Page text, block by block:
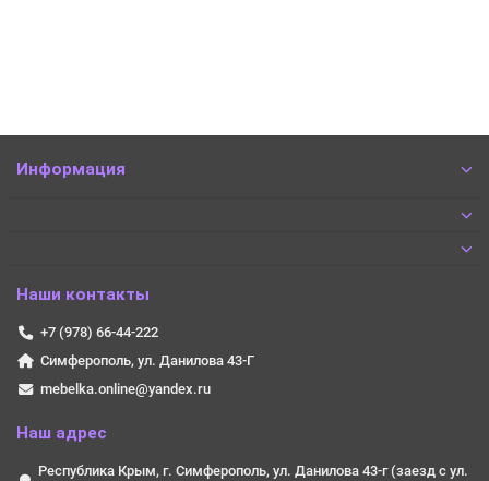
Информация
Наши контакты
+7 (978) 66-44-222
Симферополь, ул. Данилова 43-Г
mebelka.online@yandex.ru
Наш адрес
Республика Крым, г. Симферополь, ул. Данилова 43-г (заезд с ул.